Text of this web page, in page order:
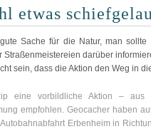
etwas
Sache für die Natur, man
Straßenmeistereien darüber
sein, dass die Aktion den Weg in
eine vorbildliche Aktion –
empfohlen. Geocacher haben
Erbenheim in